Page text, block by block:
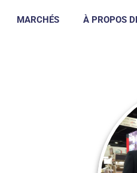
MARCHÉS À PROPOS